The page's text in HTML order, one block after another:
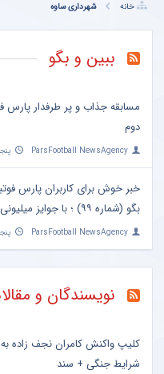
=>
فروشگاهت
رو ثبت
کن
دندان
پزشکی
با پک
سفید
خانگی
خانه شهرداری ساوه
ببین و بگو
دوم
ParsFootball NewsAgency پنجشنبه
خبر خوش برای کاربران پارس
بگو (شماره ۹۹) ؛ با جوایز میلیونی !
ParsFootball NewsAgency پنجشنبه
نویسندگان و
کلیپ واکنش کامران نجف زاده به
شرایط جنگی + سند